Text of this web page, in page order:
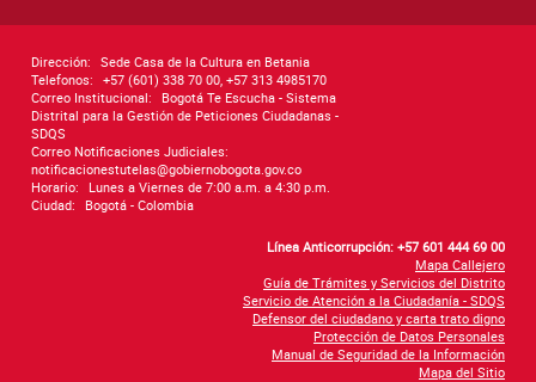
Dirección: Sede Casa de la Cultura en Betania
Telefonos: +57 (601) 338 70 00, +57 313 4985170
Correo Institucional:
Bogotá Te Escucha - Sistema
Distrital para la Gestión de Peticiones Ciudadanas -
SDQS
Correo Notificaciones Judiciales:
notificacionestutelas@gobiernobogota.gov.co
Horario:
Lunes a Viernes de 7:00 a.m. a 4:30 p.m.
Ciudad:
Bogotá - Colombia
Línea Anticorrupción: +57 601 444 69 00
Mapa Callejero
Guía de Trámites y Servicios del Distrito
Servicio de Atención a la Ciudadanía - SDQS
Defensor del ciudadano y carta trato digno
Protección de Datos Personales
Manual de Seguridad de la Información
Mapa del Sitio